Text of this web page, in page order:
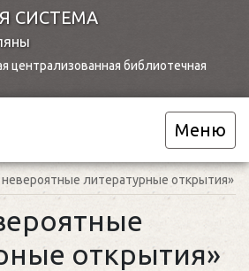
СИСТЕМА
централизованная библиотечная
Меню
литературные открытия»
открытия»